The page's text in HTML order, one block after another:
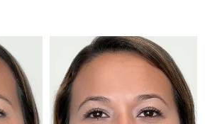
Oczekiwany czas dostawy
8/11/26
Oczekiwany czas dostawy
8/13/26